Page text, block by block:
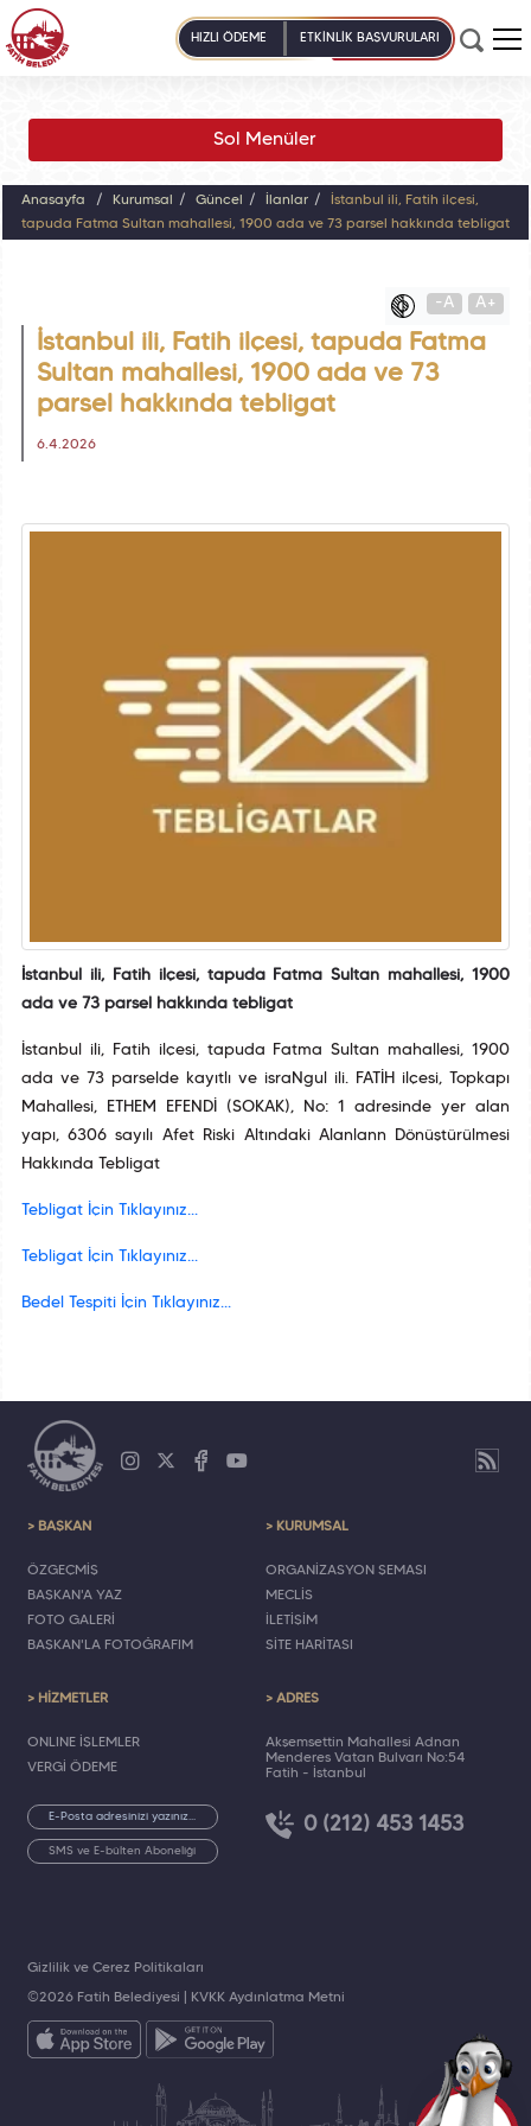
HIZLI ÖDEME ETKİNLİK BAŞVURULARI
Sol Menüler
Anasayfa Kurumsal Güncel İlanlar
İstanbul ili, Fatih ilçesi,
tapuda Fatma Sultan mahallesi, 1900 ada ve 73 parsel hakkında tebligat
-A A+
İstanbul ili, Fatih ilçesi, tapuda Fatma
Sultan mahallesi, 1900 ada ve 73
parsel hakkında tebligat
6.4.2026
İstanbul ili, Fatih ilçesi, tapuda Fatma Sultan mahallesi, 1900
ada ve 73 parsel hakkında tebligat
İstanbul ili, Fatih ilçesi, tapuda Fatma Sultan mahallesi, 1900
ada ve 73 parselde kayıtlı ve israNgul ili. FATİH ilçesi, Topkapı
Mahallesi, ETHEM EFENDİ (SOKAK), No: 1 adresinde yer alan
yapı, 6306 sayılı Afet Riski Altındaki Alanlann Dönüştürülmesi
Hakkında Tebligat
Tebligat İçin Tıklayınız...
Tebligat İçin Tıklayınız...
Bedel Tespiti İçin Tıklayınız...
> BAŞKAN
ÖZGEÇMİŞ
BAŞKAN'A YAZ
FOTO GALERİ
BAŞKAN'LA FOTOĞRAFIM
> KURUMSAL
ORGANİZASYON ŞEMASI
MECLİS
İLETİŞİM
SİTE HARİTASI
> HİZMETLER
ONLINE İŞLEMLER
VERGİ ÖDEME
SMS ve E-bülten Aboneliği
> ADRES
Akşemsettin Mahallesi Adnan
Menderes Vatan Bulvarı No:54
Fatih - İstanbul
0 (212) 453 1453
©2026 Fatih Belediyesi | KVKK Aydınlatma Metni
Gizlilik ve Çerez Politikaları